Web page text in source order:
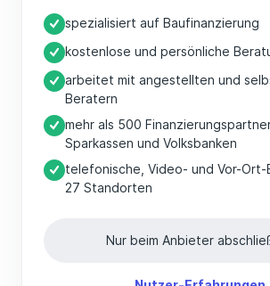
spezialisiert auf Baufinanzierung
kostenlose und persönliche
arbeitet mit angestellten und
Beratern
mehr als 500
Sparkassen und Volksbanken
telefonische, Video- und Vor-Ort-
27 Standorten
Nur beim Anbieter